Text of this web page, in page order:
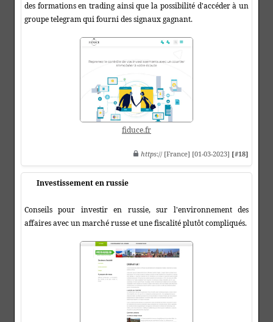
des formations en trading ainsi que la possibilité d'accéder à un
groupe telegram qui fourni des signaux gagnant.
fiduce.fr
https:// [France] [01-03-2023] [#18]
Investissement en russie
Conseils pour investir en russie, sur l'environnement des
affaires avec un marché russe et une fiscalité plutôt compliqués.